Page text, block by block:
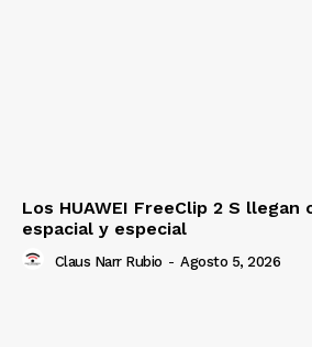
Los HUAWEI FreeClip 2 S
espacial y especial
Claus Narr Rubio - Agosto 5, 2026